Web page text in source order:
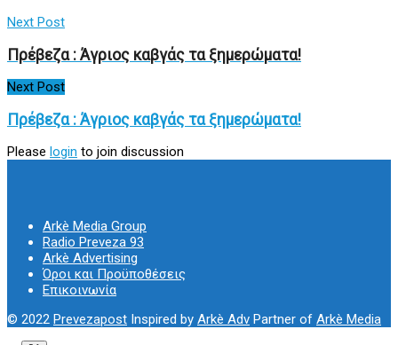
Next Post
Πρέβεζα : Άγριος καβγάς τα ξημερώματα!
Next Post
Πρέβεζα : Άγριος καβγάς τα ξημερώματα!
Please login to join discussion
Arkè Media Group
Radio Preveza 93
Arkè Advertising
Όροι και Προϋποθέσεις
Επικοινωνία
© 2022 Prevezapost Inspired by Arkè Adv Partner of Arkè Media